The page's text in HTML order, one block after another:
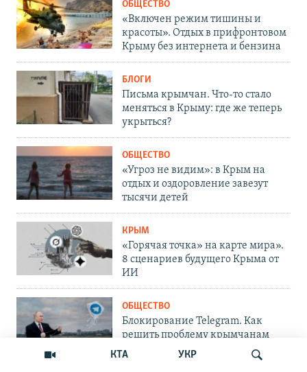
КТА УКР
ОБЩЕСТВО
«Включен режим тишины и
красоты». Отдых в прифронтовом
Крыму без интернета и бензина
БЛОГИ
Письма крымчан. Что-то стало
меняться в Крыму: где же теперь
укрыться?
ОБЩЕСТВО
«Угроз не видим»: в Крым на
отдых и оздоровление завезут
тысячи детей
КРЫМ
«Горячая точка» на карте мира».
8 сценариев будущего Крыма от
ИИ
ОБЩЕСТВО
Блокирование Telegram. Как
решить проблему крымчанам